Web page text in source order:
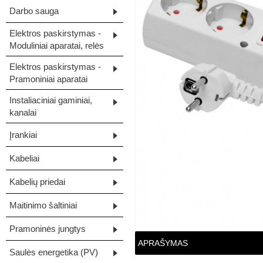
Darbo sauga
Elektros paskirstymas -
Moduliniai aparatai, relės
Elektros paskirstymas -
Pramoniniai aparatai
Instaliaciniai gaminiai,
kanalai
Įrankiai
Kabeliai
Kabelių priedai
Maitinimo šaltiniai
Pramoninės jungtys
Saulės energetika (PV)
APRAŠYMAS